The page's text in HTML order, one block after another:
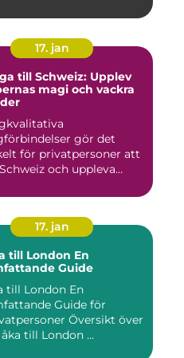
17. jan
till Schweiz: Upplev
magi och vackra
gör det
för privatpersoner att
och uppleva
17. jan
till London En
Guide
till London En
Guide för
Översikt över
att åka till London ...